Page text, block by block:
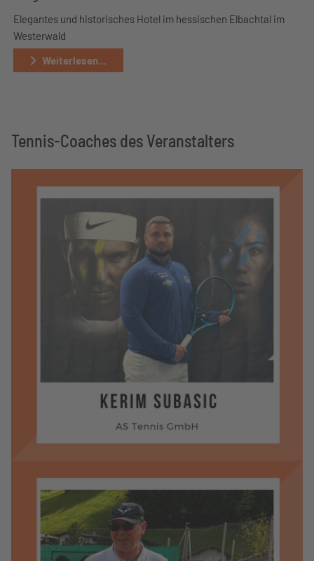
Elegantes und historisches Hotel im hessischen Elbachtal im
Westerwald
Weiterlesen...
Tennis-Coaches des Veranstalters